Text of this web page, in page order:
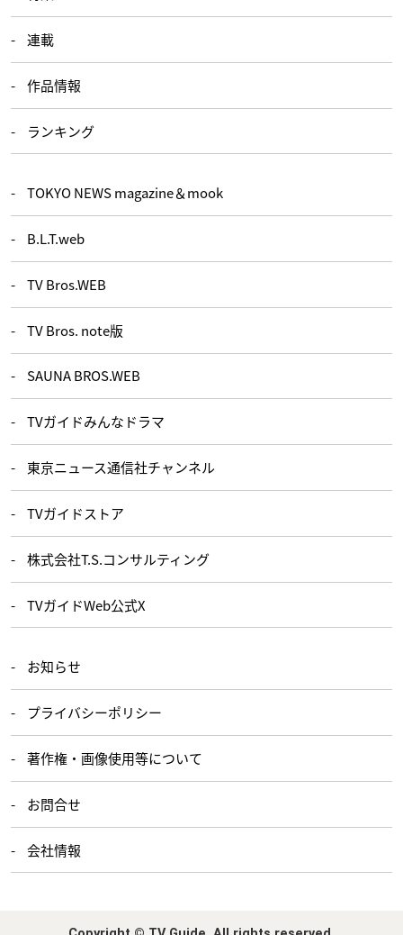
連載
作品情報
ランキング
TOKYO NEWS magazine＆mook
B.L.T.web
TV Bros.WEB
TV Bros. note版
SAUNA BROS.WEB
TVガイドみんなドラマ
東京ニュース通信社チャンネル
TVガイドストア
株式会社T.S.コンサルティング
TVガイドWeb公式X
お知らせ
プライバシーポリシー
著作権・画像使用等について
お問合せ
会社情報